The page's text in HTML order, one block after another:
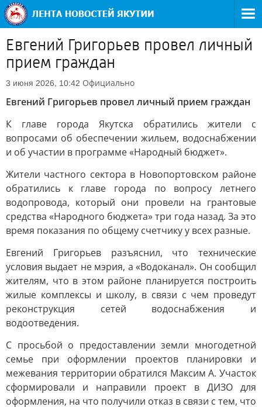
Евгений Григорьев провел личный
прием граждан
3 июня 2026, 10:42 Официально
Евгений Григорьев провел личный прием граждан
К главе города Якутска обратились жители с
вопросами об обеспечении жильем, водоснабжении
и об участии в программе «Народный бюджет».
Жители частного сектора в Новопортовском районе
обратились к главе города по вопросу летнего
водопровода, который они провели на грантовые
средства «Народного бюджета» три года назад. За это
время показания по общему счетчику у всех разные.
Евгений Григорьев разъяснил, что технические
условия выдает не мэрия, а «Водоканал». Он сообщил
жителям, что в этом районе планируется построить
жилые комплексы и школу, в связи с чем проведут
реконструкция сетей водоснабжения и
водоотведения.
С просьбой о предоставлении земли многодетной
семье при оформлении проектов планировки и
межевания территории обратился Максим А. Участок
сформировали и направили проект в ДИЗО для
оформления, на что получили отказ в связи с тем, что